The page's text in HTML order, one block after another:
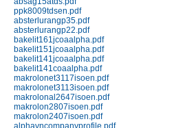
Nhựa Phenolic 141J (Bakelit) ép
phun
Chi tiết Mua hàng
ppk8009tdsen.pdf
absterlurangp35.pdf
absterlurangp22.pdf
bakelit161jcoaalpha.pdf
bakelit151jcoaalpha.pdf
bakelit141jcoaalpha.pdf
bakelit141coaalpha.pdf
makrolonet3117isoen.pdf
makrolonet3113isoen.pdf
makrolonal2647isoen.pdf
makrolon2807isoen.pdf
makrolon2407isoen.pdf
alphavncompanyprofile.pdf